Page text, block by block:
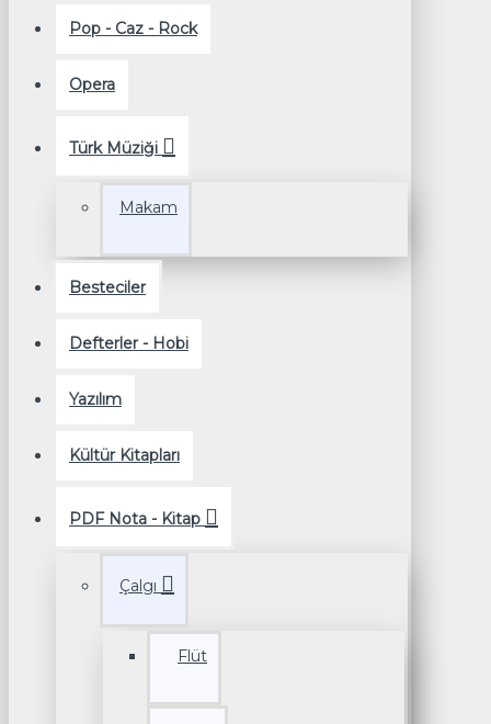
Pop - Caz - Rock
Opera
Türk Müziği
Makam
Besteciler
Defterler - Hobi
Yazılım
Kültür Kitapları
PDF Nota - Kitap
Çalgı
Flüt